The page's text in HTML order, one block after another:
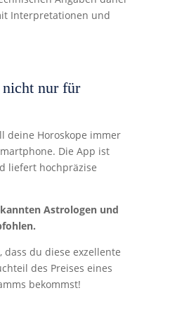
Interpretationen und
nur für
deine Horoskope immer
Die App ist
liefert hochpräzise
Astrologen und
dass du diese exzellente
des Preises eines
bekommst!